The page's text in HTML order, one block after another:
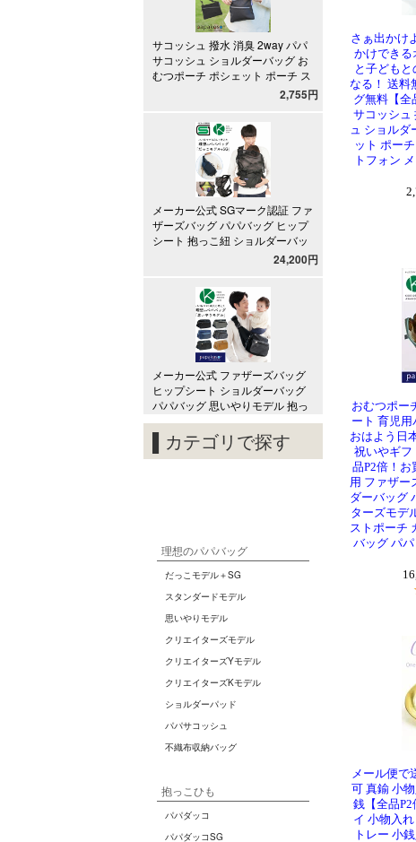
さぁ出かけ
かけできる
と子どもと
なる！ 送料
グ無料【全
サコッシュ
ュ ショルダ
ット ポー
トフォン
おむつポー
ート 育児
おはよう日
祝いやギフ
品P2倍！お
用 ファザー
ダーバッグ
ターズモデ
ストポーチ
バッグ パ
メール便で
可 真鍮 小
銭【全品
イ 小物入れ
トレー 小